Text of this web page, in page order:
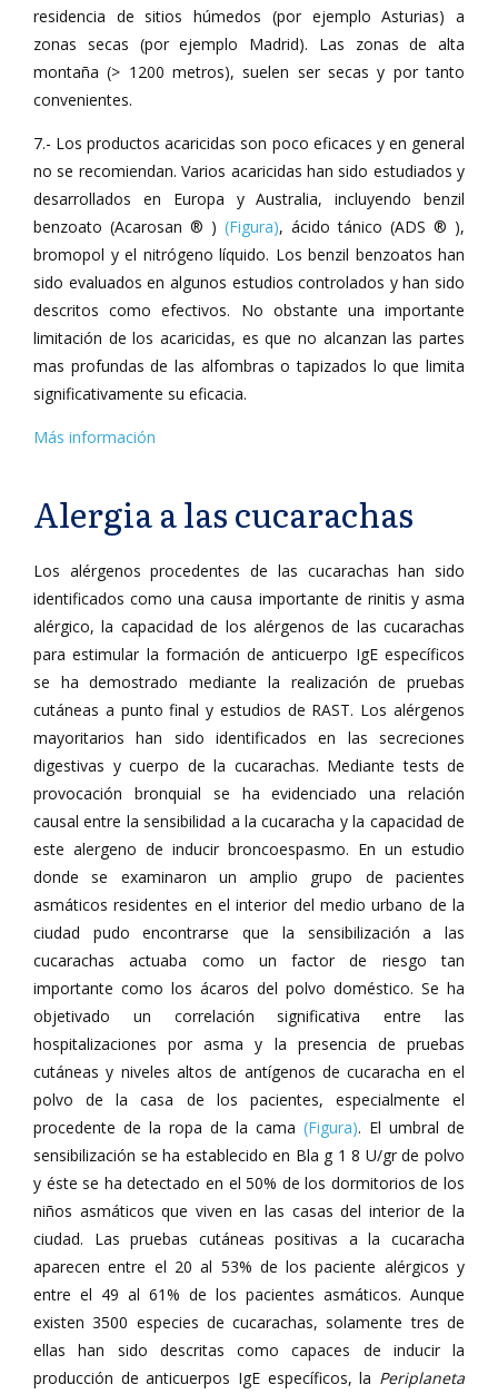
residencia de sitios húmedos (por ejemplo Asturias) a
zonas secas (por ejemplo Madrid). Las zonas de alta
montaña (> 1200 metros), suelen ser secas y por tanto
convenientes.
7.- Los productos acaricidas son poco eficaces y en general
no se recomiendan. Varios acaricidas han sido estudiados y
desarrollados en Europa y Australia, incluyendo benzil
benzoato (Acarosan ® ) (Figura), ácido tánico (ADS ® ),
bromopol y el nitrógeno líquido. Los benzil benzoatos han
sido evaluados en algunos estudios controlados y han sido
descritos como efectivos. No obstante una importante
limitación de los acaricidas, es que no alcanzan las partes
mas profundas de las alfombras o tapizados lo que limita
significativamente su eficacia.
Más información
Alergia a las cucarachas
Los alérgenos procedentes de las cucarachas han sido
identificados como una causa importante de rinitis y asma
alérgico, la capacidad de los alérgenos de las cucarachas
para estimular la formación de anticuerpo IgE específicos
se ha demostrado mediante la realización de pruebas
cutáneas a punto final y estudios de RAST. Los alérgenos
mayoritarios han sido identificados en las secreciones
digestivas y cuerpo de la cucarachas. Mediante tests de
provocación bronquial se ha evidenciado una relación
causal entre la sensibilidad a la cucaracha y la capacidad de
este alergeno de inducir broncoespasmo. En un estudio
donde se examinaron un amplio grupo de pacientes
asmáticos residentes en el interior del medio urbano de la
ciudad pudo encontrarse que la sensibilización a las
cucarachas actuaba como un factor de riesgo tan
importante como los ácaros del polvo doméstico. Se ha
objetivado un correlación significativa entre las
hospitalizaciones por asma y la presencia de pruebas
cutáneas y niveles altos de antígenos de cucaracha en el
polvo de la casa de los pacientes, especialmente el
procedente de la ropa de la cama (Figura). El umbral de
sensibilización se ha establecido en Bla g 1 8 U/gr de polvo
y éste se ha detectado en el 50% de los dormitorios de los
niños asmáticos que viven en las casas del interior de la
ciudad. Las pruebas cutáneas positivas a la cucaracha
aparecen entre el 20 al 53% de los paciente alérgicos y
entre el 49 al 61% de los pacientes asmáticos. Aunque
existen 3500 especies de cucarachas, solamente tres de
ellas han sido descritas como capaces de inducir la
producción de anticuerpos IgE específicos, la Periplaneta